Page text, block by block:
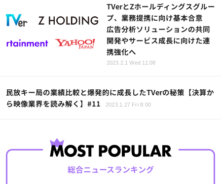
TVerとZホールディングスグルー
プ、業務提携に向け基本合意
広告分析ソリューションの共同
開発やサービス成長に向けた連
携強化へ
2023.2.1 Wed 11:08
民放キー局の業績比較と爆発的に成長したTVerの秘策【決算か
ら映像業界を読み解く】#11
2023.1.27 Fri 8:00
総合ニュースランキング